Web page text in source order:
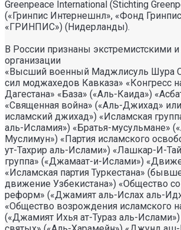
Greenpeace International (Stichting
(«Гринпис Интернешнл», «Фонд
«ГРИНПИС») (Нидерланды).
В России признаны экстремистскими
организации
«Высший военный Маджлисуль Шура
сил моджахедов Кавказа» «Конгресс
Дагестана» «База» («Аль-Каида»)
«Священная война» («Аль-Джихад» или
исламский джихад») «Исламская
аль-Исламия») «Братья-мусульмане»
Муслимун») «Партия исламского
ут-Тахрир аль-Ислами») «Лашкар-И-
группа» («Джамаат-и-Ислами»)
«Исламская партия Туркестана»
движение Узбекистана») «Общество
реформ» («Джамият аль-Ислах аль-
«Общество возрождения исламского
(«Джамият Ихья ат-Тураз аль-